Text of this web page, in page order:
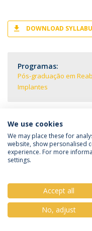
DOWNLOAD
Programas:
Pós-graduação em
Implantes
Política de
Direitos
© 2026
We use cookies
We may place these for
website, show personalised
experience. For more
settings.
Accept all
No, adjust